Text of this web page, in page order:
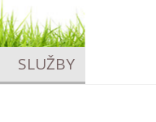
SLUŽBY